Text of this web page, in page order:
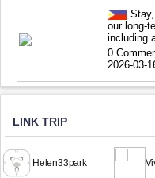
our long-
including
0
2026-03-
LINK TRIP
Helen33park